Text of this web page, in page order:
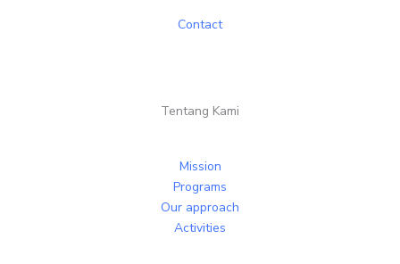
Contact
Tentang Kami
Mission
Programs
Our approach
Activities